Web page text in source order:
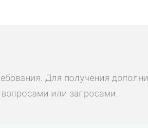
батарей,
Для получения
или запросами.